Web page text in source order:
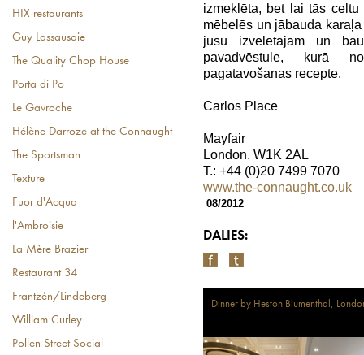
HIX restaurants
Guy Lassausaie
The Quality Chop House
Porta di Po
Le Gavroche
Hélène Darroze at the Connaught
The Sportsman
Texture
Fuor d'Acqua
l'Ambroisie
La Mère Brazier
Restaurant 34
Frantzén/Lindeberg
William Curley
Pollen Street Social
izmeklēta, bet lai tās
mēbelēs un jābauda
jūsu izvēlētajam un
pavadvēstule, kurā
pagatavošanas recepte.
Carlos Place
Mayfair
London. W1K 2AL
T.: +44 (0)20 7499 7070
www.the-connaught.co.uk
08/2012
DALIES:
Dinner by Heston Blumenthal,